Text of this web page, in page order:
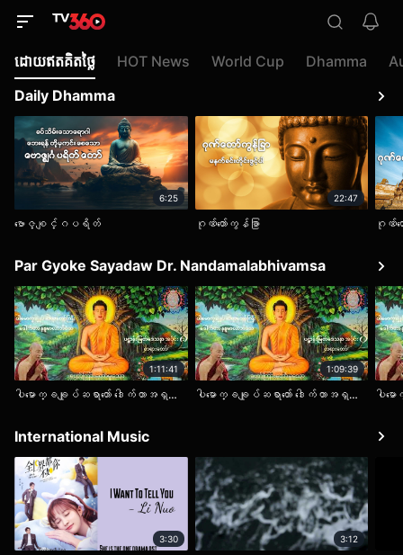
ដោយ​ឥត​គិត​ថ្លៃ HOT News World Cup Dhamma
Daily Dhamma
6:25
ဗောဇ္စျင်္ဂပရိတ်
22:47
ဂုဏ်တော်ကွန်ခြာ ဂုဏ်တ
Par Gyoke Sayadaw Dr. Nandamalabhivamsa
1:11:41
ပါမောက္ခချုပ်ဆရာတော် ဒေါက်တာအရှင်နန္ဒမာလာဘိဝံသ။ ပဌာန်းမြတ်ဒေသနာ တရားတော် အပိုင်း (၁)
1:09:39
ပါမောက္ခချုပ်ဆရာတော် ဒေါက်တာအရှင်နန္ဒမာလာဘိဝံသ။ ပဌာန်းမြတ်ဒေသနာ တရားတော် အပိုင်း (၂)
International Music
3:30 3:12